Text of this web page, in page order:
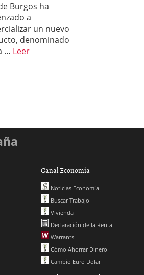
Burgos ha
a
un nuevo
denominado
… Leer
Canal Economía
Noticias Economía
Buscar Trabajo
Vivienda
Declaración de la Renta
Warrants
Cómo Ahorrar Dinero
Cambio Euro Dolar